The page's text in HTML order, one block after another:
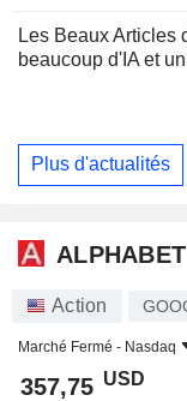
Les Beaux Articles
beaucoup d'IA et
Plus d'actualités
Action
Marché Fermé - Nasdaq
357,75 USD